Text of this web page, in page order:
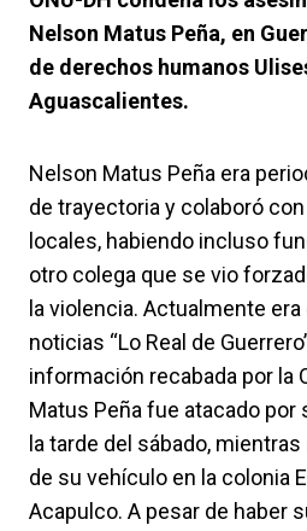
Nelson Matus Peña, en
de derechos humanos
Aguascalientes.
Nelson Matus Peña era
de trayectoria y colaboró
locales, habiendo incluso
otro colega que se vio
la violencia. Actualmente
noticias “Lo Real de
información recabada por la
Matus Peña fue atacado
la tarde del sábado,
de su vehículo en la colonia
Acapulco. A pesar de haber